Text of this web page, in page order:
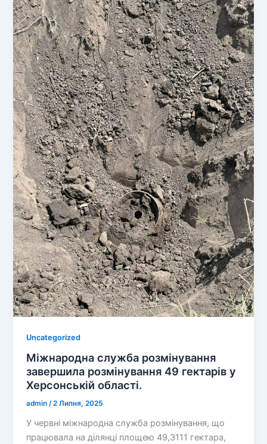
Uncategorized
Міжнародна служба розмінування
завершила розмінування 49 гектарів у
Херсонській області.
admin/2 Липня, 2025
У червні міжнародна служба розмінування, що
працювала на ділянці площею 49,3111 гектара,